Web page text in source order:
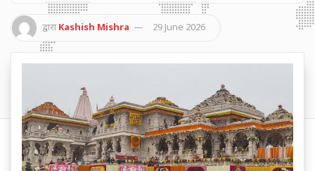
द्वारा Kashish Mishra 29 June 2026